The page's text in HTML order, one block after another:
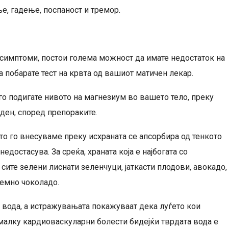
гадење, поспаност и тремор.
постои голема можност да имате недостаток на
тест на крвта од вашиот матичен лекар.
подигате нивото на магнезиум во вашето тело, преку
според препораките.
внесуваме преку исхраната се апсорбира од тенкото
За среќа, храната која е најбогата со
зелени лиснати зеленчуци, јаткасти плодови, авокадо,
чоколадо.
а истражувањата покажуваат дека луѓето кои
кардиоваскуларни болести бидејќи тврдата вода е